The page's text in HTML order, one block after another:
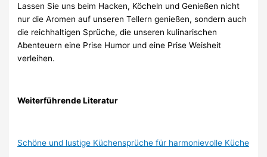
Lassen Sie uns beim Hacken, Köcheln und Genießen nicht
nur die Aromen auf unseren Tellern genießen, sondern auch
die reichhaltigen Sprüche, die unseren kulinarischen
Abenteuern eine Prise Humor und eine Prise Weisheit
verleihen.
Weiterführende Literatur
Schöne und lustige Küchensprüche für harmonievolle Küche